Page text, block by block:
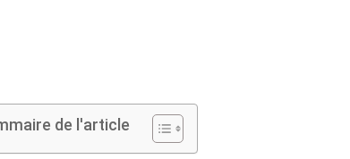
de l'article